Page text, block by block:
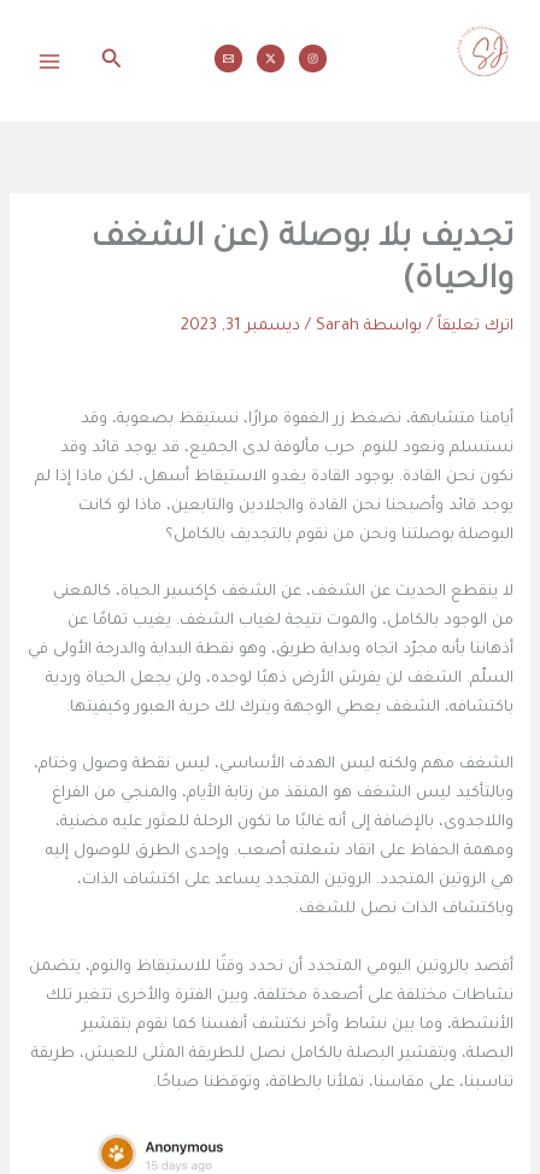
المحتوى
البحث
تجديف بلا بوصلة (عن الشغف
والحياة)
اترك تعليقاً / بواسطة Sarah
/ ديسمبر 31, 2023
أيامنا متشابهة، نضغط زر الغفوة مرارًا، نستيقظ بصعوبة، وقد
نستسلم ونعود للنوم. حرب مألوفة لدى الجميع، قد يوجد قائد وقد
نكون نحن القادة. بوجود القادة يغدو الاستيقاظ أسهل، لكن ماذا إذا لم
يوجد قائد وأصبحنا نحن القادة والجلادين والتابعين، ماذا لو كانت
البوصلة بوصلتنا ونحن من نقوم بالتجديف بالكامل؟
لا ينقطع الحديث عن الشغف، عن الشغف كإكسير الحياة، كالمعنى
من الوجود بالكامل، والموت نتيجة لغياب الشغف. يغيب تمامًا عن
أذهاننا بأنه مجرّد اتجاه وبداية طريق، وهو نقطة البداية والدرجة الأولى في
السلّم. الشغف لن يفرش الأرض ذهبًا لوحده، ولن يجعل الحياة وردية
باكتشافه، الشغف يعطي الوجهة ويترك لك حرية العبور وكيفيتها.
الشغف مهم ولكنه ليس الهدف الأساسي، ليس نقطة وصول وختام،
وبالتأكيد ليس الشغف هو المنقذ من رتابة الأيام، والمنجي من الفراغ
واللاجدوى، بالإضافة إلى أنه غالبًا ما تكون الرحلة للعثور عليه مضنية،
ومهمة الحفاظ على اتقاد شعلته أصعب. وإحدى الطرق للوصول إليه
هي الروتين المتجدد. الروتين المتجدد يساعد على اكتشاف الذات،
وباكتشاف الذات نصل للشغف.
أقصد بالروتين اليومي المتجدد أن نحدد وقتًا للاستيقاظ والنوم، يتضمن
نشاطات مختلفة على أصعدة مختلفة، وبين الفترة والأخرى تتغير تلك
الأنشطة، وما بين نشاط وآخر نكتشف أنفسنا كما نقوم بتقشير
البصلة، وبتقشير البصلة بالكامل نصل للطريقة المثلى للعيش، طريقة
تناسبنا، على مقاسنا، تملأنا بالطاقة، وتوقظنا صباحًا.